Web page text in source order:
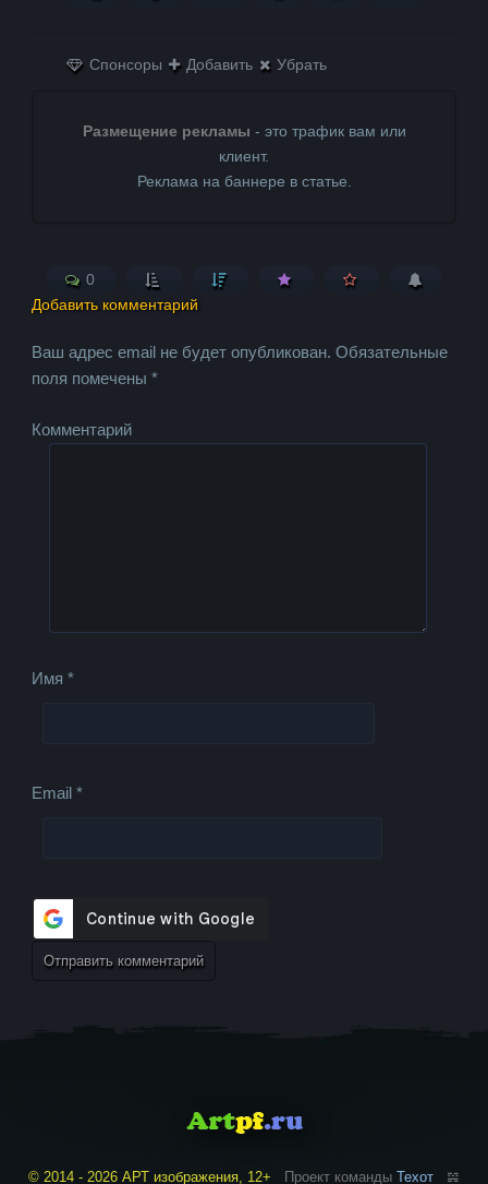
Спонсоры Добавить Убрать
Размещение рекламы - это трафик вам или
клиент.
Реклама на баннере в статье.
0
Добавить комментарий
Ваш адрес email не будет опубликован. Обязательные
поля помечены*
Комментарий
Имя*
Email*
© 2014 - 2026 АРТ изображения, 12+ Проект команды Техот 𝌴